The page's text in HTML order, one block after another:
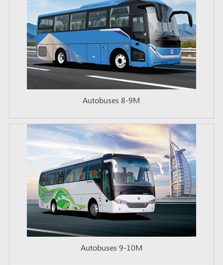
Autobuses 8-9M
Autobuses 9-10M